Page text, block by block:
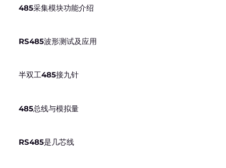
485采集模块功能介绍
RS485波形测试及应用
半双工485接九针
485总线与模拟量
RS485是几芯线